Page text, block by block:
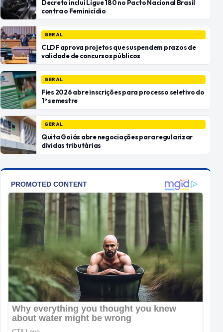
Decreto inclui Ligue 180 no Pacto Nacional Brasil
contra o Feminicídio
GERAL
CLDF aprova projetos que suspendem prazos de
validade de concursos públicos
GERAL
Fies 2026 abre inscrições para processo seletivo do
1º semestre
GERAL
Quita Goiás abre negociações para regularizar
dívidas tributárias